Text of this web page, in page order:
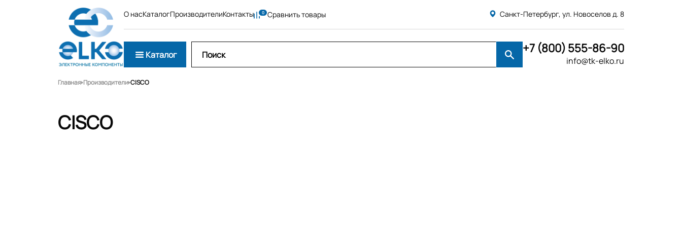
О насКаталогПроизводителиКонтакты Сравнить товары Санкт-Петербург, ул. Новоселов д. 8
Каталог +7 (800) 555-86-90
info@tk-elko.ru
Главная Производители CISCO
CISCO